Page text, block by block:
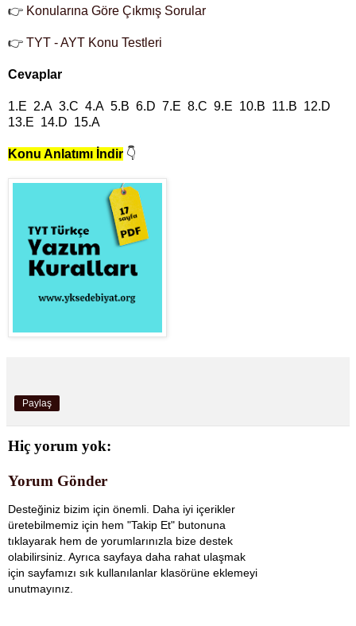
👉 Konularına Göre Çıkmış Sorular
👉 TYT - AYT Konu Testleri
Cevaplar
1.E 2.A 3.C 4.A 5.B 6.D 7.E 8.C 9.E 10.B 11.B 12.D
13.E 14.D 15.A
Konu Anlatımı İndir 👇
Paylaş
Hiç yorum yok:
Yorum Gönder
Desteğiniz bizim için önemli. Daha iyi içerikler
üretebilmemiz için hem "Takip Et" butonuna
tıklayarak hem de yorumlarınızla bize destek
olabilirsiniz. Ayrıca sayfaya daha rahat ulaşmak
için sayfamızı sık kullanılanlar klasörüne eklemeyi
unutmayınız.